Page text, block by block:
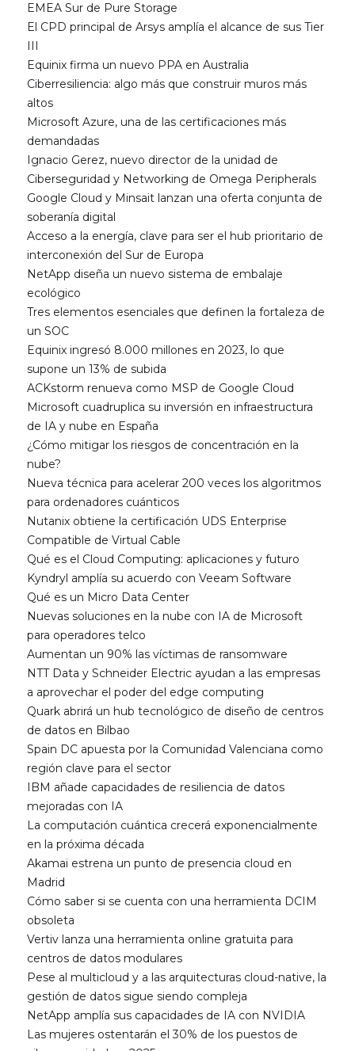
EMEA Sur de Pure Storage
El CPD principal de Arsys amplía el alcance de sus Tier
III
Equinix firma un nuevo PPA en Australia
Ciberresiliencia: algo más que construir muros más
altos
Microsoft Azure, una de las certificaciones más
demandadas
Ignacio Gerez, nuevo director de la unidad de
Ciberseguridad y Networking de Omega Peripherals
Google Cloud y Minsait lanzan una oferta conjunta de
soberanía digital
Acceso a la energía, clave para ser el hub prioritario de
interconexión del Sur de Europa
NetApp diseña un nuevo sistema de embalaje
ecológico
Tres elementos esenciales que definen la fortaleza de
un SOC
Equinix ingresó 8.000 millones en 2023, lo que
supone un 13% de subida
ACKstorm renueva como MSP de Google Cloud
Microsoft cuadruplica su inversión en infraestructura
de IA y nube en España
¿Cómo mitigar los riesgos de concentración en la
nube?
Nueva técnica para acelerar 200 veces los algoritmos
para ordenadores cuánticos
Nutanix obtiene la certificación UDS Enterprise
Compatible de Virtual Cable
Qué es el Cloud Computing: aplicaciones y futuro
Kyndryl amplía su acuerdo con Veeam Software
Qué es un Micro Data Center
Nuevas soluciones en la nube con IA de Microsoft
para operadores telco
Aumentan un 90% las víctimas de ransomware
NTT Data y Schneider Electric ayudan a las empresas
a aprovechar el poder del edge computing
Quark abrirá un hub tecnológico de diseño de centros
de datos en Bilbao
Spain DC apuesta por la Comunidad Valenciana como
región clave para el sector
IBM añade capacidades de resiliencia de datos
mejoradas con IA
La computación cuántica crecerá exponencialmente
en la próxima década
Akamai estrena un punto de presencia cloud en
Madrid
Cómo saber si se cuenta con una herramienta DCIM
obsoleta
Vertiv lanza una herramienta online gratuita para
centros de datos modulares
Pese al multicloud y a las arquitecturas cloud-native, la
gestión de datos sigue siendo compleja
NetApp amplía sus capacidades de IA con NVIDIA
Las mujeres ostentarán el 30% de los puestos de